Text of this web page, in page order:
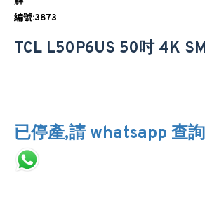
編號:3873
TCL L50P6US 50吋 4K
已停產,請 whatsapp 查